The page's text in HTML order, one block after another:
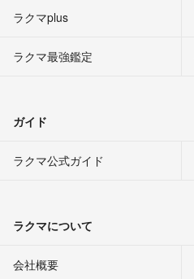
ラクマplus
ラクマ最強鑑定
ガイド
ラクマ公式ガイド
ラクマについて
会社概要